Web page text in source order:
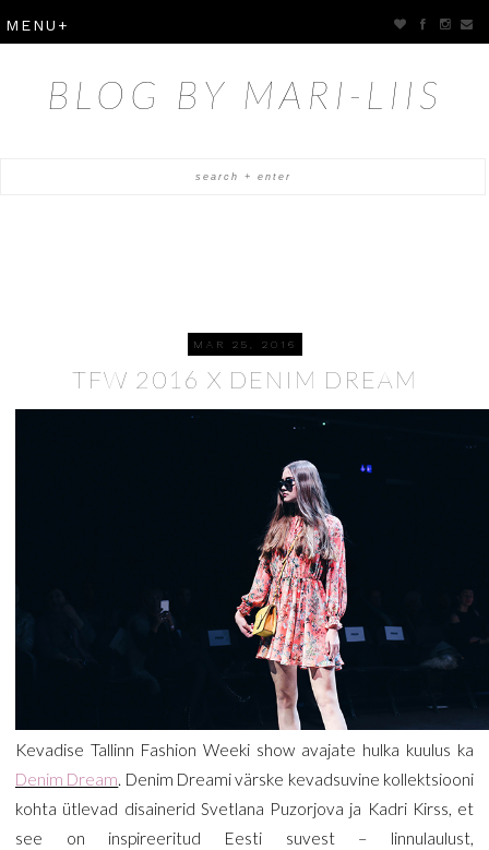
BLOG BY MARI-LIIS
MAR 25, 2016
TFW 2016 X DENIM DREAM
Kevadise Tallinn Fashion Weeki show avajate hulka kuulus ka
Denim Dream. Denim Dreamivärske kevadsuvine kollektsiooni
kohta ütlevad disainerid Svetlana Puzorjova ja Kadri Kirss, et
see on inspireeritud Eesti suvest – linnulaulust,